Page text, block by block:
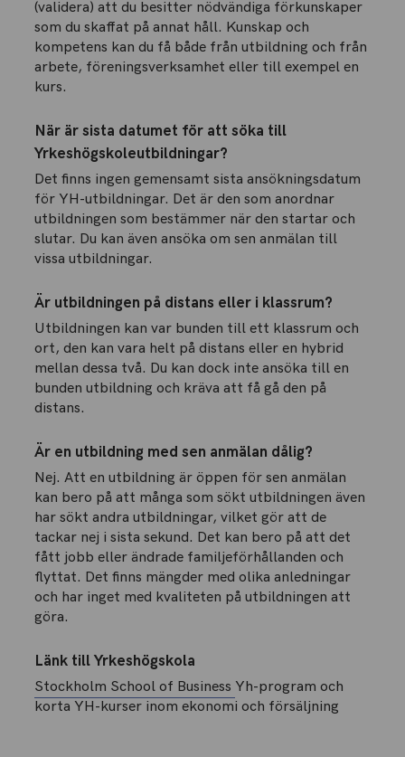
(validera) att du besitter nödvändiga förkunskaper
som du skaffat på annat håll. Kunskap och
kompetens kan du få både från utbildning och från
arbete, föreningsverksamhet eller till exempel en
kurs.
När är sista datumet för att söka till
Yrkeshögskoleutbildningar?
Det finns ingen gemensamt sista ansökningsdatum
för YH-utbildningar. Det är den som anordnar
utbildningen som bestämmer när den startar och
slutar. Du kan även ansöka om sen anmälan till
vissa utbildningar.
Är utbildningen på distans eller i klassrum?
Utbildningen kan var bunden till ett klassrum och
ort, den kan vara helt på distans eller en hybrid
mellan dessa två. Du kan dock inte ansöka till en
bunden utbildning och kräva att få gå den på
distans.
Är en utbildning med sen anmälan dålig?
Nej. Att en utbildning är öppen för sen anmälan
kan bero på att många som sökt utbildningen även
har sökt andra utbildningar, vilket gör att de
tackar nej i sista sekund. Det kan bero på att det
fått jobb eller ändrade familjeförhållanden och
flyttat. Det finns mängder med olika anledningar
och har inget med kvaliteten på utbildningen att
göra.
Länk till Yrkeshögskola
Stockholm School of Business Yh-program och
korta YH-kurser inom ekonomi och försäljning